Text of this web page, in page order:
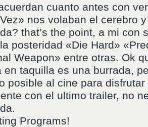
cuanto antes con
nos volaban el cerebro
that’s the point, a mi con
posteridad «Die Hard»
Weapon» entre otras. Ok
en taquilla es una burrada,
posible al cine para
con el ultimo trailer, no
Programs!